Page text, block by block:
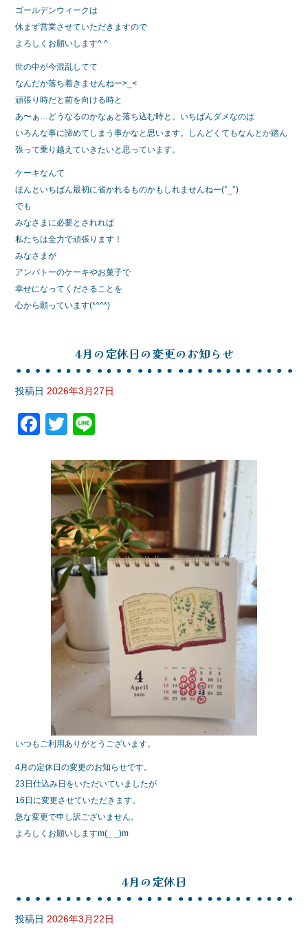
ゴールデンウィークは
休まず営業させていただきますので
よろしくお願いします^ ^
世の中が今混乱してて
なんだか落ち着きませんねー>_<
頑張り時だと前を向ける時と
あ〜ぁ…どうなるのかなぁと落ち込む時と。いちばんダメなのは
いろんな事に諦めてしまう事かなと思います。しんどくてもなんとか踏ん
張って乗り越えていきたいと思っています。
ケーキなんて
ほんといちばん最初に省かれるものかもしれませんねー(°_°)
でも
みなさまに必要とされれば
私たちは全力で頑張ります！
みなさまが
アンバトーのケーキやお菓子で
幸せになってくださることを
心から願っています(*^^*)
4月の定休日の変更のお知らせ
投稿日 2026年3月27日
F
c
e
b
o
o
k
T
tt
er
e
いつもご利用ありがとうございます。
4月の定休日の変更のお知らせです。
23日仕込み日をいただいていましたが
16日に変更させていただきます。
急な変更で申し訳ございません。
よろしくお願いしますm(_ _)m
4月の定休日
投稿日 2026年3月22日